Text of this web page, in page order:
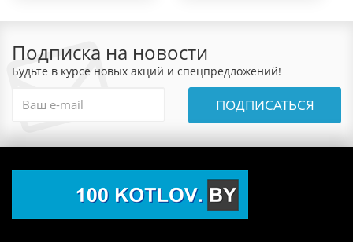
Подписка на новости
Будьте в курсе новых акций и спецпредложений!
ПОДПИСАТЬСЯ